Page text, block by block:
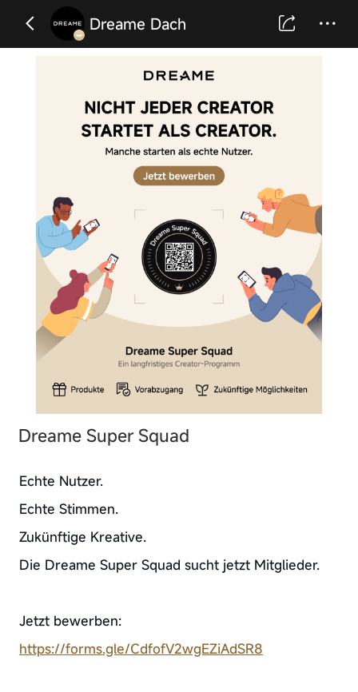
Dreame Dach
Dreame Super Squad
Echte Nutzer.
Echte Stimmen.
Zukünftige Kreative.
Die Dreame Super Squad sucht jetzt Mitglieder.
Jetzt bewerben:
https://forms.gle/CdfofV2wgEZiAdSR8